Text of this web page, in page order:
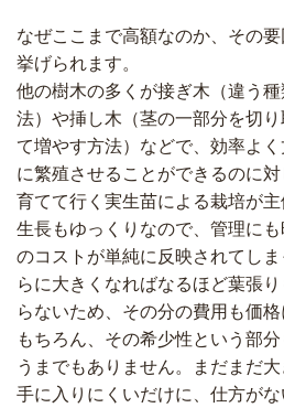
なぜここまで高額なのか、その
挙げられます。
他の樹木の多くが接ぎ木（違う
法）や挿し木（茎の一部分を切
て増やす方法）などで、効率よ
に繁殖させることができるのに対
育てて行く実生苗による栽培が主
生長もゆっくりなので、管理に
のコストが単純に反映されてし
らに大きくなればなるほど葉張
らないため、その分の費用も価格
もちろん、その希少性という部
うまでもありません。まだまだ
手に入りにくいだけに、仕方がな